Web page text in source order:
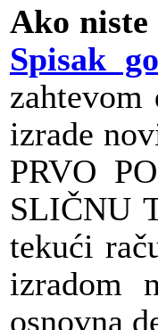
Ako niste
Spisak
izrade
PRVO
SLIČNU
tekući
izradom
osnovna